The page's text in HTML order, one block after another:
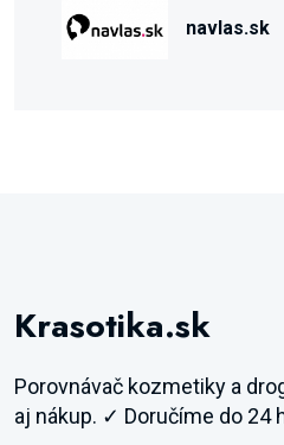
navlas.sk
Krasotika.sk
Porovnávač kozmetiky a
aj nákup. ✓ Doručíme do 24